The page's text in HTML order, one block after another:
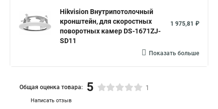
Hikvision Внутрипотолочный
кронштейн, для скоростных
поворотных камер DS-1671ZJ-
SD11
1 975,81 ₽
Показать больше
Написать отзыв
Общая оценка товара: 5 1